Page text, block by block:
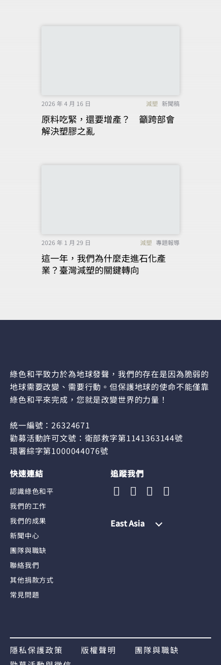
2026 年 4 月 16 日 減塑 新聞稿
原料吃緊，還要增產？ 籲跨部會
解決塑膠之亂
2026 年 1 月 29 日 減塑 專題報導
這一年，我們為什麼走進石化產
業？臺灣減塑的關鍵轉向
綠色和平致力於為地球發聲，我們的存在是因為脆弱的
地球需要改變、需要行動。但保護地球的使命不能僅靠
綠色和平來完成，您就是改變世界的力量！
統一編號：26324671
勸募活動許可文號：衛部救字第1141363144號
環署綜字第1000044076號
快速連結
認識綠色和平
我們的工作
我們的成果
新聞中心
團隊與職缺
聯絡我們
其他捐款方式
常見問題
追蹤我們
East Asia
隱私保護政策 版權聲明
團隊與職缺